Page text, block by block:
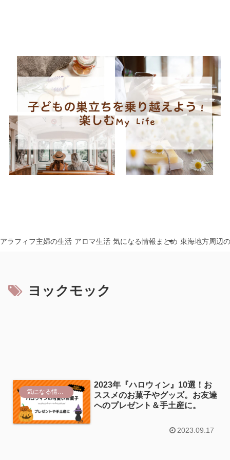
アラフィフ主婦の生活 アロマ生活 気になる情報まとめ 東海地方周辺
ヨックモック
気になる情報まとめ
2023年『ハロウィン』10選！お
ススメのお菓子やグッズ。お友達
へのプレゼント＆手土産に。
2023.09.17